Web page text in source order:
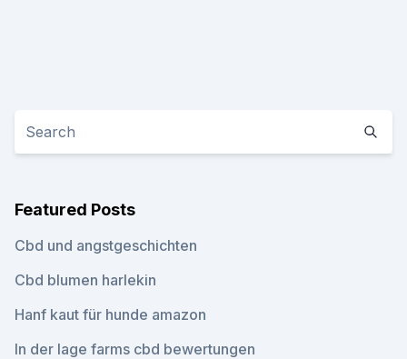
Featured Posts
Cbd und angstgeschichten
Cbd blumen harlekin
Hanf kaut für hunde amazon
In der lage farms cbd bewertungen